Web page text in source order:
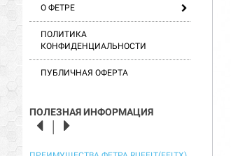
О ФЕТРЕ
ПОЛИТИКА
КОНФИДЕНЦИАЛЬНОСТИ
ПУБЛИЧНАЯ ОФЕРТА
ПОЛЕЗНАЯ ИНФОРМАЦИЯ